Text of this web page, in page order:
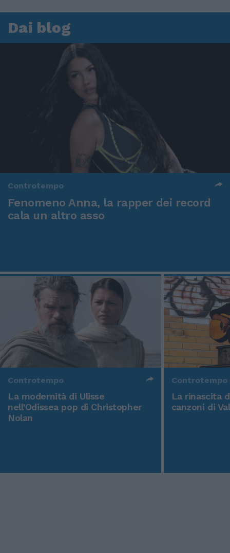
Dai blog
Controtempo
Fenomeno Anna, la rapper dei record
cala un altro asso
Controtempo
La modernità di Ulisse
nell'Odissea pop di Christopher
Nolan
Controtempo
La rinascita
canzoni di